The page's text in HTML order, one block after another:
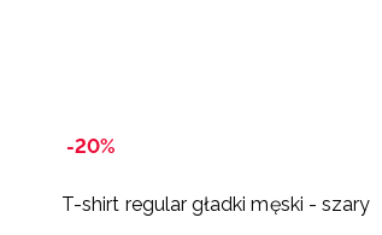
-20%
T-shirt regular gładki męski - szary